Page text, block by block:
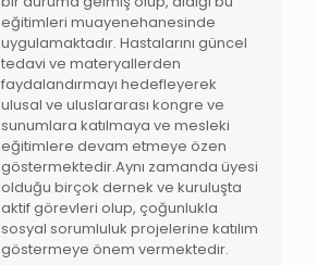
eğitimleri muayenehanesinde
uygulamaktadır. Hastalarını güncel
tedavi ve materyallerden
faydalandırmayı hedefleyerek
ulusal ve uluslararası kongre ve
sunumlara katılmaya ve mesleki
eğitimlere devam etmeye özen
göstermektedir.Aynı zamanda üyesi
olduğu birçok dernek ve kuruluşta
aktif görevleri olup, çoğunlukla
sosyal sorumluluk projelerine katılım
göstermeye önem vermektedir.